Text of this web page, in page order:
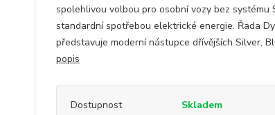
spolehlivou volbou pro osobní vozy bez systému
standardní spotřebou elektrické energie. Řada
představuje moderní nástupce dřívějších Silver,
popis
Dostupnost Skladem